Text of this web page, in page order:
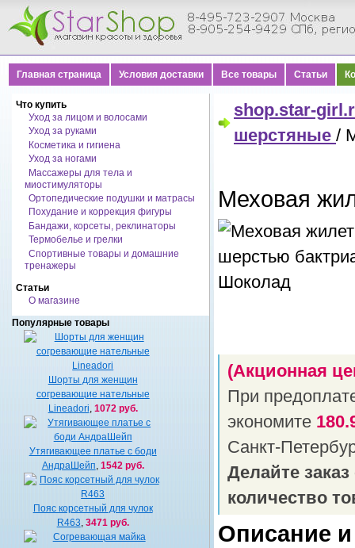
Главная страница Условия доставки Все товары Статьи
Что купить
Уход за лицом и волосами
Уход за руками
Косметика и гигиена
Уход за ногами
Массажеры для тела и
миостимуляторы
Ортопедические подушки и матрасы
Похудание и коррекция фигуры
Бандажи, корсеты, реклинаторы
Термобелье и грелки
Спортивные товары и домашние
тренажеры
Статьи
О магазине
Популярные товары
Шорты для женщин
согревающие нательные
Lineadori 1072 руб.
Утягивающее платье с боди
АндраШейп 1542 руб.
Пояс корсетный для чулок
R463 3471 руб.
shop.star-
шерстяные /
Меховая
(Акционная
При
экономите
Санкт-
Делайте
количество
Описание